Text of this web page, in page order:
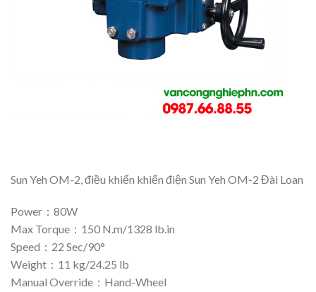
Sun Yeh OM-2, điều khiển khiển điện Sun Yeh OM-2 Đài Loan
Power：80W
Max Torque：150 N.m/1328 lb.in
Speed：22 Sec/90°
Weight：11 kg/24.25 lb
Manual Override：Hand-Wheel